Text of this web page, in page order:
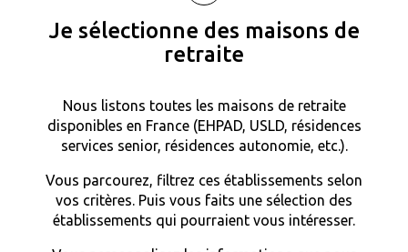
Je sélectionne des maisons de
retraite
Nous listons toutes les maisons de retraite
disponibles en France (EHPAD, USLD, résidences
services senior, résidences autonomie, etc.).
Vous parcourez, filtrez ces établissements selon
vos critères. Puis vous faits une sélection des
établissements qui pourraient vous intéresser.